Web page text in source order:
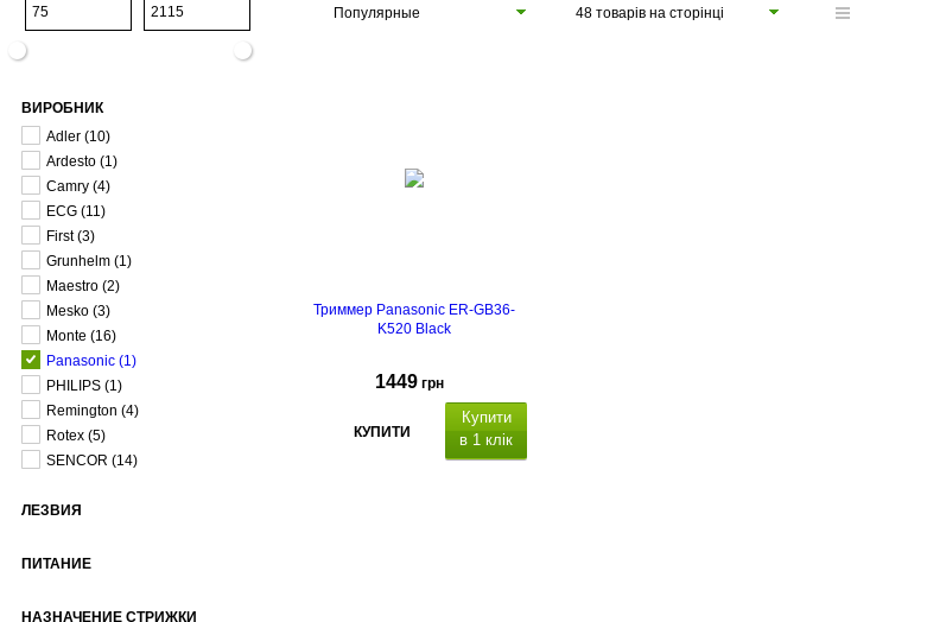
ВИРОБНИК
Adler (10)
Ardesto (1)
Camry (4)
ECG (11)
First (3)
Grunhelm (1)
Maestro (2)
Mesko (3)
Monte (16)
Panasonic (1)
PHILIPS (1)
Remington (4)
Rotex (5)
SENCOR (14)
ЛЕЗВИЯ
ПИТАНИЕ
НАЗНАЧЕНИЕ СТРИЖКИ
Популярные 48 товарів на сторінці
Триммер Panasonic ER-GB36-
K520 Black
1449 грн
КУПИТИ
Купити
в 1 клік